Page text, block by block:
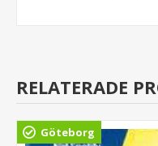
RELATERADE
Göteborg